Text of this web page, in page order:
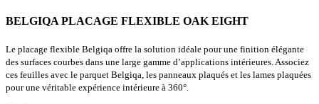
BELGIQA PLACAGE FLEXIBLE OAK EIGHT
Le placage flexible Belgiqa offre la solution idéale pour une finition élégante
des surfaces courbes dans une large gamme d’applications intérieures. Associez
ces feuilles avec le parquet Belgiqa, les panneaux plaqués et les lames plaquées
pour une véritable expérience intérieure à 360°.